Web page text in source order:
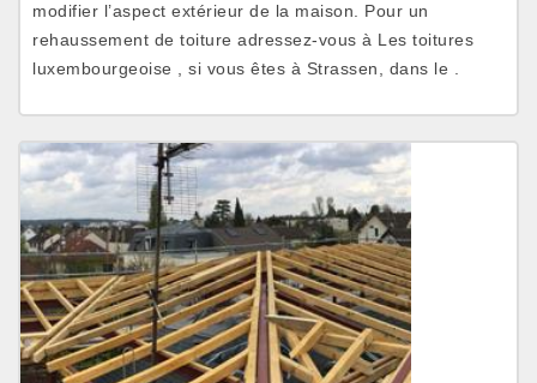
modifier l’aspect extérieur de la maison. Pour un
rehaussement de toiture adressez-vous à Les toitures
luxembourgeoise , si vous êtes à Strassen, dans le .